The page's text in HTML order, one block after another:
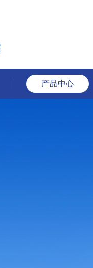
产品中心